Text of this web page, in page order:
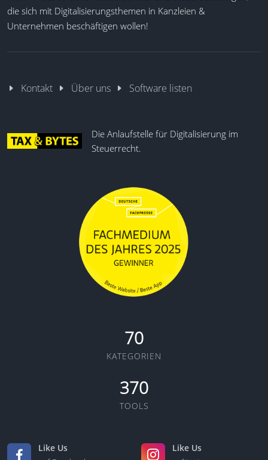
die sich mit Digitalisierungsthemen in Kanzleien &
Unternehmen beschäftigen wollen!
Kontakt Über uns Software listen
Die Anlaufstelle für Digitalisierung im
Steuerrecht.
70
KATEGORIEN
370
TOOLS
Like Us
Like Us